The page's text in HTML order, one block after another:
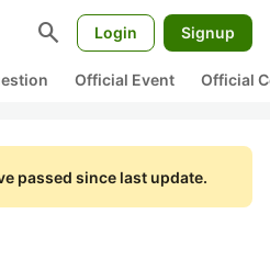
search Login Signup
Official Event Official
passed since last update.